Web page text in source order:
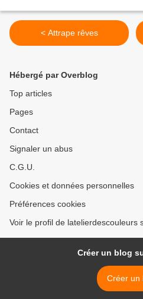
< Attrape rêves
Hébergé par Overblog
Top articles
Pages
Contact
Signaler un abus
C.G.U.
Cookies et données personnelles
Préférences cookies
Voir le profil de latelierdescouleurs
Créer un blog
Créer un